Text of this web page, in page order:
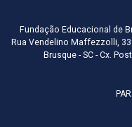
Fundação Educacional de
Rua Vendelino Maffezzolli,
Brusque - SC - Cx.